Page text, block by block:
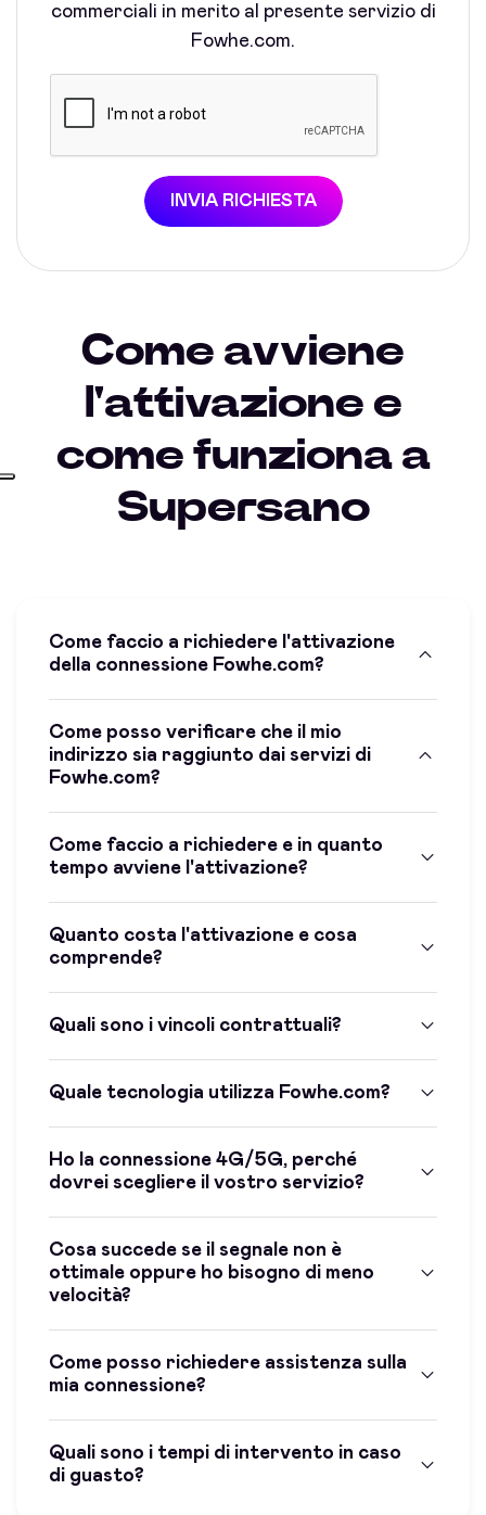
commerciali in merito al presente servizio di
Fowhe.com.
INVIA RICHIESTA
Come avviene
l'attivazione e
come funziona a
Supersano
Come faccio a richiedere l'attivazione
della connessione Fowhe.com?
Come posso verificare che il mio
indirizzo sia raggiunto dai servizi di
Fowhe.com?
Come faccio a richiedere e in quanto
tempo avviene l'attivazione?
Quanto costa l'attivazione e cosa
comprende?
Quali sono i vincoli contrattuali?
Quale tecnologia utilizza Fowhe.com?
Ho la connessione 4G/5G, perché
dovrei scegliere il vostro servizio?
Cosa succede se il segnale non è
ottimale oppure ho bisogno di meno
velocità?
Come posso richiedere assistenza sulla
mia connessione?
Quali sono i tempi di intervento in caso
di guasto?